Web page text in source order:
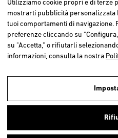
Utilizziamo cookies propri e di
navigazione degli utenti e così
ulteriori informazioniclicca qui.
BELGIË /
Utilizziamo cookie propri e di terze
mostrarti pubblicità personalizzata
tuoi comportamenti di navigazione.
preferenze cliccando su
su "Accetta," o rifiutarli
informazioni, consulta la nostra